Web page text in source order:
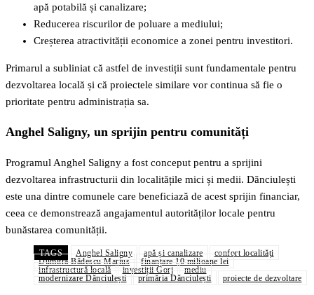
apă potabilă și canalizare;
Reducerea riscurilor de poluare a mediului;
Creșterea atractivității economice a zonei pentru investitori.
Primarul a subliniat că astfel de investiții sunt fundamentale pentru
dezvoltarea locală și că proiectele similare vor continua să fie o
prioritate pentru administrația sa.
Anghel Saligny, un sprijin pentru comunități
Programul Anghel Saligny a fost conceput pentru a sprijini
dezvoltarea infrastructurii din localitățile mici și medii. Dănciulești
este una dintre comunele care beneficiază de acest sprijin financiar,
ceea ce demonstrează angajamentul autorităților locale pentru
bunăstarea comunității.
TAGS Anghel Saligny apă și canalizare
confort localități
Dumitra Bădescu Marius
finanțare 10 milioane lei
infrastructură locală
investiții Gorj
mediu
modernizare Dănciulești
primăria Dănciulești proiecte de dezvoltare